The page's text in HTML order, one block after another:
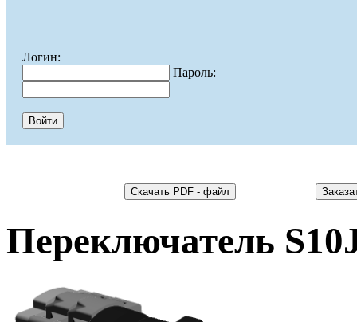
Логин:
Пароль:
Переключатель